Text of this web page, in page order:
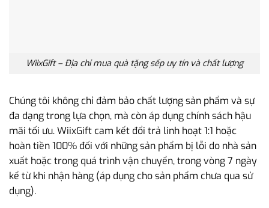
WiixGift – Địa chỉ mua quà tặng sếp uy tín và chất lượng
Chúng tôi không chỉ đảm bảo chất lượng sản phẩm và sự
đa dạng trong lựa chọn, mà còn áp dụng chính sách hậu
mãi tối ưu. WiixGift cam kết đổi trả linh hoạt 1:1 hoặc
hoàn tiền 100% đối với những sản phẩm bị lỗi do nhà sản
xuất hoặc trong quá trình vận chuyển, trong vòng 7 ngày
kể từ khi nhận hàng (áp dụng cho sản phẩm chưa qua sử
dụng).